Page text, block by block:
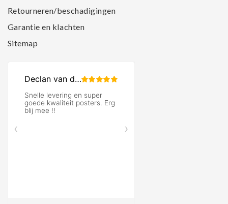
Retourneren/beschadigingen
Garantie en klachten
Sitemap